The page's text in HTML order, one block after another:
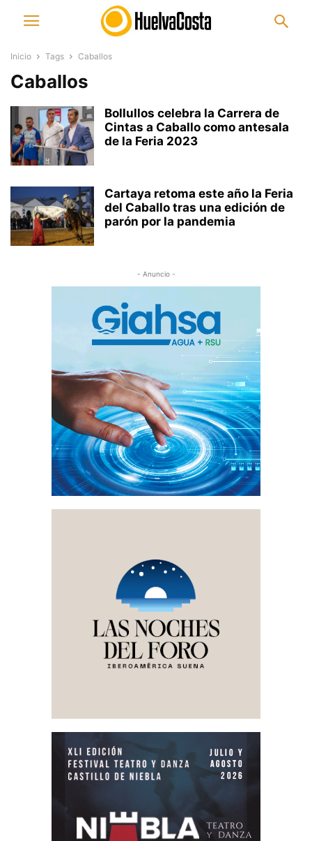
Inicio Tags Caballos
Caballos
Bollullos celebra la Carrera de
Cintas a Caballo como antesala
de la Feria 2023
Cartaya retoma este año la Feria
del Caballo tras una edición de
parón por la pandemia
- Anuncio -